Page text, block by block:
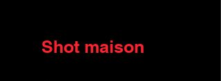
Shot maison